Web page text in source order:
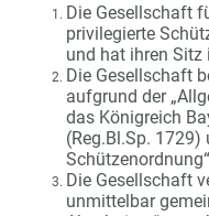
Die Gesellschaft
privilegierte
und hat ihren
Die Gesellschaft
aufgrund der
das Königreich
(Reg.Bl.Sp. 1729)
Die Gesellschaft
unmittelbar